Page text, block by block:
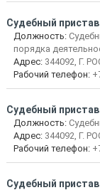
Судебный
Должность:
порядка
Адрес:344092, Г.
Рабочий телефон:
Судебный
Должность:
Адрес:344092, Г.
Рабочий телефон:
Судебный